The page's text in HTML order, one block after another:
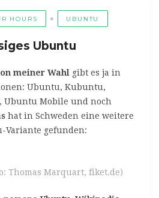
HOURS UBUNTU
Ubuntu
meiner Wahl gibt es ja in
Ubuntu, Kubuntu,
Ubuntu Mobile und noch
hat in Schweden eine weitere
Variante gefunden:
Thomas Marquart, fiket.de)